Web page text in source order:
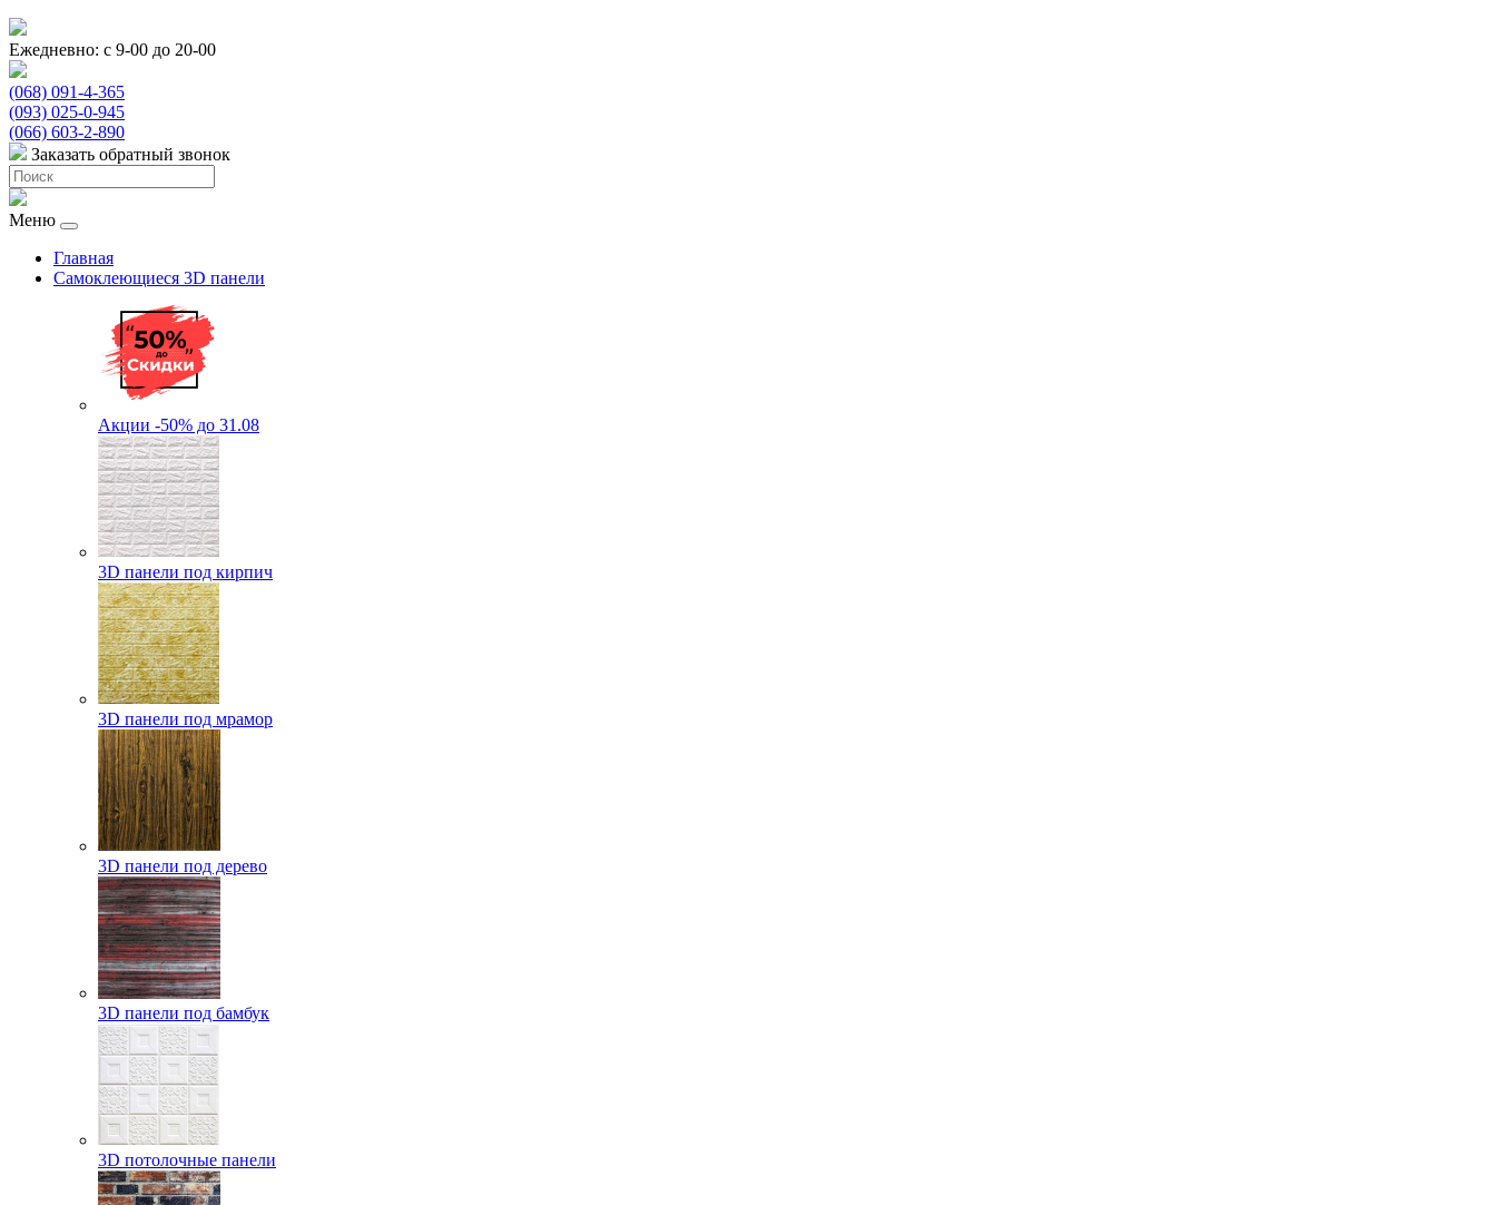
Ежедневно: с 9-00 до 20-00
(068) 091-4-365
(093) 025-0-945
(066) 603-2-890
Заказать обратный звонок
Меню
Главная
Самоклеющиеся 3D панели
Акции -50% до 31.08
3D панели под кирпич
3D панели под мрамор
3D панели под дерево
3D панели под бамбук
3D потолочные панели